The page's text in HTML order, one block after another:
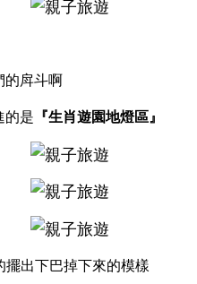
的戽斗啊
的是 『生肖遊園地燈區』
擺出下巴掉下來的模樣